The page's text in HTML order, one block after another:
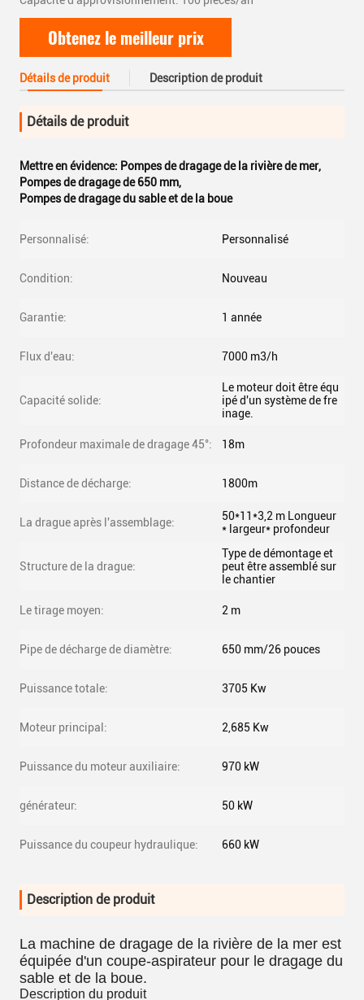
Obtenez le meilleur prix
Détails de produit Description de produit
Détails de produit
Mettre en évidence: Pompes de dragage de la rivière de mer,
Pompes de dragage de 650 mm,
Pompes de dragage du sable et de la boue
Personnalisé: Personnalisé
Condition: Nouveau
Garantie: 1 année
Flux d'eau: 7000 m3/h
Capacité solide:
Le moteur doit être équ
ipé d'un système de fre
inage.
Profondeur maximale de dragage 45°: 18m
Distance de décharge: 1800m
La drague après l'assemblage:
50*11*3,2 m Longueur
* largeur* profondeur
Structure de la drague:
Type de démontage et
peut être assemblé sur
le chantier
Le tirage moyen: 2 m
Pipe de décharge de diamètre: 650 mm/26 pouces
Puissance totale: 3705 Kw
Moteur principal: 2,685 Kw
Puissance du moteur auxiliaire: 970 kW
générateur: 50 kW
Puissance du coupeur hydraulique: 660 kW
Description de produit
La machine de dragage de la rivière de la mer est
équipée d'un coupe-aspirateur pour le dragage du
sable et de la boue.
Description du produit